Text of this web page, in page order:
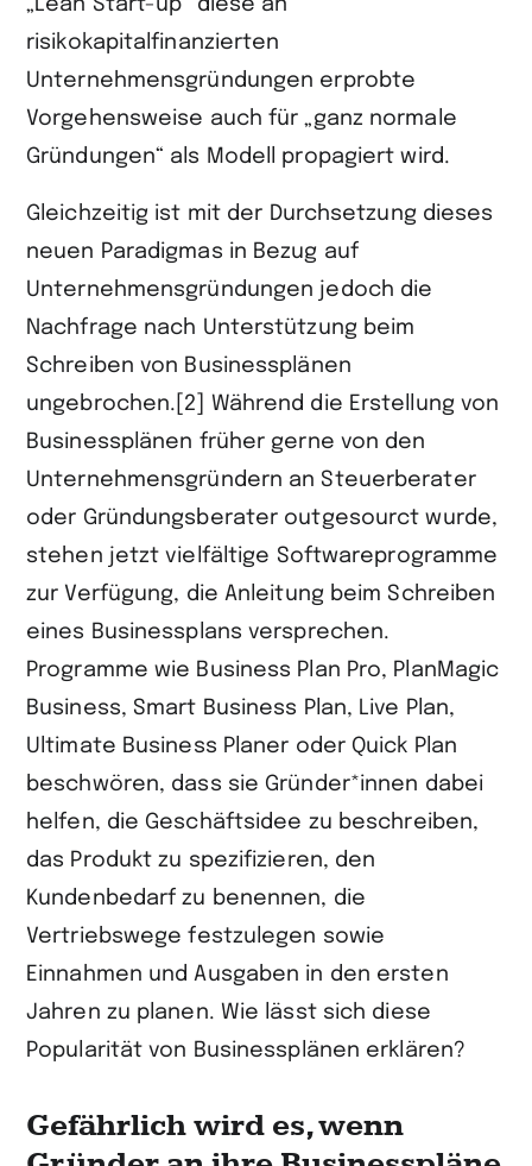
„Lean Start-up“ diese an
risikokapitalfinanzierten
Unternehmensgründungen erprobte
Vorgehensweise auch für „ganz normale
Gründungen“ als Modell propagiert wird.
Gleichzeitig ist mit der Durchsetzung dieses
neuen Paradigmas in Bezug auf
Unternehmensgründungen jedoch die
Nachfrage nach Unterstützung beim
Schreiben von Businessplänen
ungebrochen.[2] Während die Erstellung von
Businessplänen früher gerne von den
Unternehmensgründern an Steuerberater
oder Gründungsberater outgesourct wurde,
stehen jetzt vielfältige Softwareprogramme
zur Verfügung, die Anleitung beim Schreiben
eines Businessplans versprechen.
Programme wie Business Plan Pro, PlanMagic
Business, Smart Business Plan, Live Plan,
Ultimate Business Planer oder Quick Plan
beschwören, dass sie Gründer*innen dabei
helfen, die Geschäftsidee zu beschreiben,
das Produkt zu spezifizieren, den
Kundenbedarf zu benennen, die
Vertriebswege festzulegen sowie
Einnahmen und Ausgaben in den ersten
Jahren zu planen. Wie lässt sich diese
Popularität von Businessplänen erklären?
Gefährlich wird es, wenn